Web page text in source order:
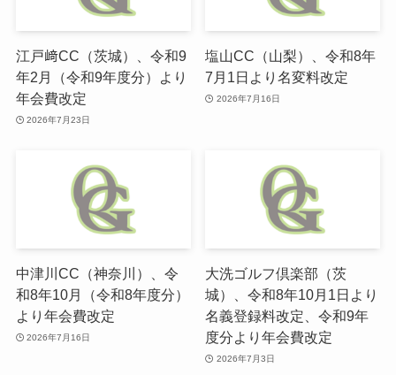
江戸﨑CC（茨城）、令和9
年2月（令和9年度分）より
年会費改定
2026年7月23日
塩山CC（山梨）、令和8年
7月1日より名変料改定
2026年7月16日
中津川CC（神奈川）、令
和8年10月（令和8年度分）
より年会費改定
2026年7月16日
大洗ゴルフ倶楽部（茨
城）、令和8年10月1日より
名義登録料改定、令和9年
度分より年会費改定
2026年7月3日